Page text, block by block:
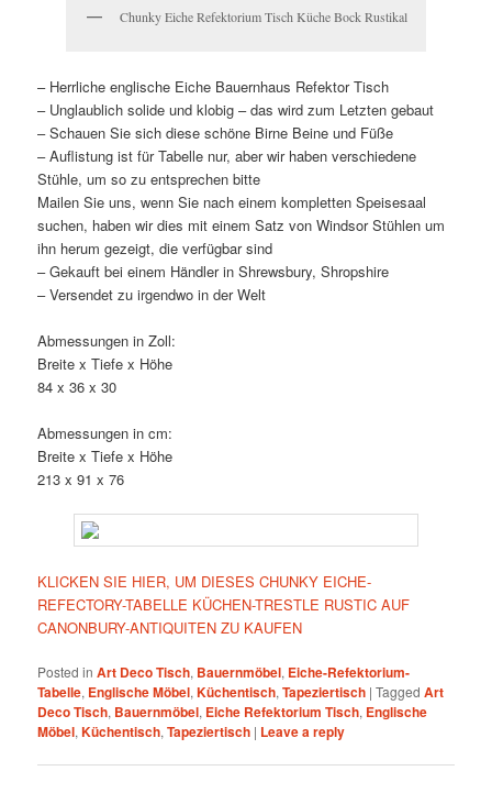
Chunky Eiche Refektorium Tisch Küche Bock Rustikal
– Herrliche englische Eiche Bauernhaus Refektor Tisch
– Unglaublich solide und klobig – das wird zum Letzten gebaut
– Schauen Sie sich diese schöne Birne Beine und Füße
– Auflistung ist für Tabelle nur, aber wir haben verschiedene
Stühle, um so zu entsprechen bitte
Mailen Sie uns, wenn Sie nach einem kompletten Speisesaal
suchen, haben wir dies mit einem Satz von Windsor Stühlen um
ihn herum gezeigt, die verfügbar sind
– Gekauft bei einem Händler in Shrewsbury, Shropshire
– Versendet zu irgendwo in der Welt
Abmessungen in Zoll:
Breite x Tiefe x Höhe
84 x 36 x 30
Abmessungen in cm:
Breite x Tiefe x Höhe
213 x 91 x 76
KLICKEN SIE HIER, UM DIESES CHUNKY EICHE-
REFECTORY-TABELLE KÜCHEN-TRESTLE RUSTIC AUF
CANONBURY-ANTIQUITEN ZU KAUFEN
Posted in Art Deco Tisch, Bauernmöbel, Eiche-Refektorium-
Tabelle, Englische Möbel,Küchentisch,Tapeziertisch |Tagged Art
Deco Tisch, Bauernmöbel, Eiche Refektorium Tisch, Englische
Möbel,Küchentisch,Tapeziertisch | Leave a reply